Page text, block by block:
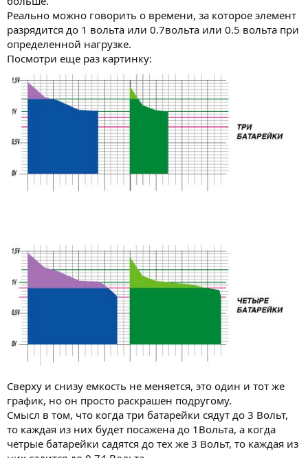
Реально можно говорить о времени, за которое элемент
разрядится до 1 вольта или 0.7вольта или 0.5 вольта при
определенной нагрузке.
Посмотри еще раз картинку:
Сверху и снизу емкость не меняется, это один и тот же
график, но он просто раскрашен подругому.
Смысл в том, что когда три батарейки сядут до 3 Вольт,
то каждая из них будет посажена до 1Вольта, а когда
четрые батарейки садятся до тех же 3 Вольт, то каждая из